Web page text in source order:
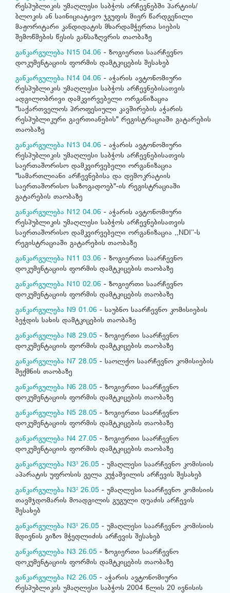
რესპუბლიკის უმაღლესი საბჭოს არჩევნებში პარტიის/
ბლოკის ან საინიციატივო ჯგუფის მიერ წარდგენილი
მაჟორიტარი კანდიდატის მხარდამჭერთა სიების
შემოწმების წესის განსაზღვრის თაობაზე
განკარგულება N15 04.06 - ზოგიერთი საარჩევნო
დოკუმენტაციის ფორმის დამტკიცების შესახებ
განკარგულება N14 04.06 - აჭარის ავტონომიური
რესპუბლიკის უმაღლესი საბჭოს არჩევნებისათვის
ადგილობრივი დამკვირვებელი ორგანიზაცია
"საქართველოს პროფესიული კავშირების აჭარის
რესპუბლიკური გაერთიანების" რეგისტრაციაში გატარების
თაობაზე
განკარგულება N13 04.06 - აჭარის ავტონომიური
რესპუბლიკის უმაღლესი საბჭოს არჩევნებისათვის
საერთაშორისო დამკვირვებელი ორგანიზაცია
"სამართლიანი არჩევნებისა და დემოკრატიის
საერთაშორისო საზოგადოებ"-ის რეგისტრაციაში
გატარების თაობაზე
განკარგულება N12 04.06 - აჭარის ავტონომიური
რესპუბლიკის უმაღლესი საბჭოს არჩევნებისათვის
საერთაშორისო დამკვირვებელი ორგანიზაცია ,,NDI’’-ს
რეგისტრაციაში გატარების თაობაზე
განკარგულება N11 03.06 - ზოგიერთი საარჩევნო
დოკუმენტაციის ფორმის დამტკიცების თაობაზე
განკარგულება N10 02.06 - ზოგიერთი საარჩევნო
დოკუმენტაციის ფორმის დამტკიცების თაობაზე
განკარგულება N9 01.06 - საუბნო საარჩევნო კომისიების
ბეჭდის სახის დამტკიცების თაობაზე
განკარგულება N8 29.05 - ზოგიერთი საარჩევნო
დოკუმენტაციის ფორმის დამტკიცების თაობაზე
განკარგულება N7 28.05 - საოლქო საარჩევნო კომისიების
შექმნის თაობაზე
განკარგულება N6 28.05 - ზოგიერთი საარჩევნო
დოკუმენტაციის ფორმის დამტკიცების თაობაზე
განკარგულება N5 28.05 - ზოგიერთი საარჩევნო
დოკუმენტაციის ფორმის დამტკიცების თაობაზე
განკარგულება N4 27.05 - ზოგიერთი საარჩევნო
დოკუმენტაციის ფორმის დამტკიცების თაობაზე
განკარგულება N3³ 26.05 - უმაღლესი საარჩევნო კომისიის
აპარატის უფროსის გელა კუჭაშვილის არჩევის შესახებ
განკარგულება N3² 26.05 - უმაღლესი საარჩევნო კომისიის
თავმჯდომარის მოადგილის გუგული დუაძის არჩევის
შესახებ
განკარგულება N3¹ 26.05 - უმაღლესი საარჩევნო კომისიის
მდივნის გიზო მჭედლიძის არჩევის შესახებ
განკარგულება N3 26.05 - ზოგიერთი საარჩევნო
დოკუმენტაციის ფორმის დამტკიცების თაობაზე
განკარგულება N2 26.05 - აჭარის ავტონომიური
რესპუბლიკის უმაღლესი საბჭოს 2004 წლის 20 ივნისის